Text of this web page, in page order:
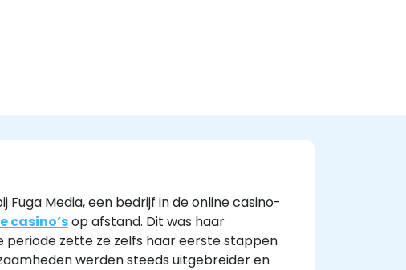
Media, een bedrijf in de online casino­
casino’sop afstand. Dit was haar
periode zette ze zelfs haar eerste stappen
werden steeds uitgebreider en